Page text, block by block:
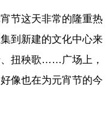
节这天非常的隆重热
到新建的文化中心来
扭秧歌……广场上，
像也在为元宵节的今